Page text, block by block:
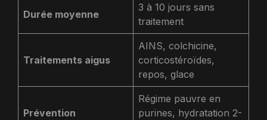
Durée moyenne
3 à 10 jours sans
traitement
Traitements aigus
AINS, colchicine,
corticostéroïdes,
repos, glace
Prévention
Régime pauvre en
purines, hydratation 2-